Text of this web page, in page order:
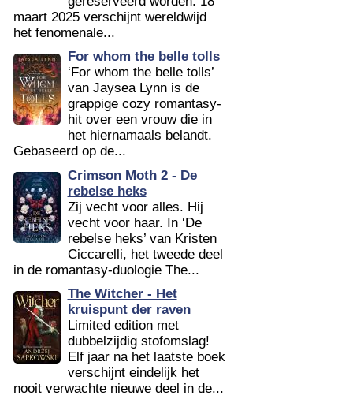
maart 2025 verschijnt wereldwijd
het fenomenale...
For whom the belle tolls
‘For whom the belle tolls’
van Jaysea Lynn is de
grappige cozy romantasy-
hit over een vrouw die in
het hiernamaals belandt.
Gebaseerd op de...
Crimson Moth 2 - De
rebelse heks
Zij vecht voor alles. Hij
vecht voor haar. In ‘De
rebelse heks’ van Kristen
Ciccarelli, het tweede deel
in de romantasy-duologie The...
The Witcher - Het
kruispunt der raven
Limited edition met
dubbelzijdig stofomslag!
Elf jaar na het laatste boek
verschijnt eindelijk het
nooit verwachte nieuwe deel in de...